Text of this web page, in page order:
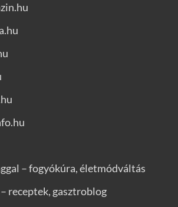
– fogyókúra, életmódváltás
receptek, gasztroblog